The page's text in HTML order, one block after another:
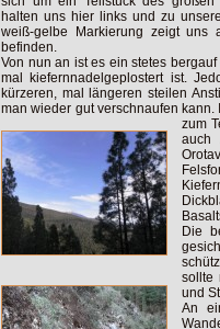
halten uns hier links und zu
weiß-gelbe Markierung zeigt
befinden.
Von nun an ist es ein stetes
mal kiefernnadelgeplostert ist.
kürzeren, mal längeren steilen
man wieder gut verschnaufen
zum
auch
Die
sollte
und
An